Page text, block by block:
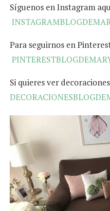
Síguenos en Instagram
Para seguirnos en
Si quieres ver